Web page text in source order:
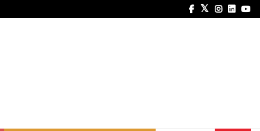
Facebook
Twitter
Instagram